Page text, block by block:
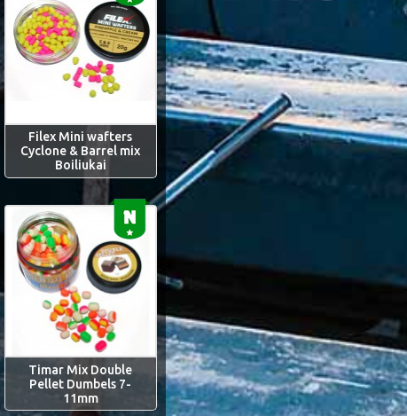
Filex Mini wafters
Cyclone & Barrel mix
Boiliukai
Timar Mix Double
Pellet Dumbels 7-
11mm